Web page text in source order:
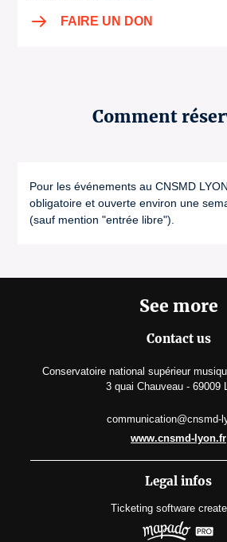
FAIRE UN DON
Comment
Pour les événements au CNSMD
obligatoire et ouverte environ une
(sauf mention "entrée libre").
See more
Contact us
Conservatoire national supérieur
3 quai Chauveau - 69009
communication@cnsmd-
www.cnsmd-lyon.fr
Legal infos
Ticketing software